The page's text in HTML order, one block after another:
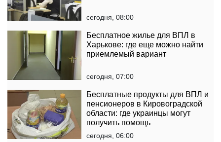
сегодня, 08:00
Бесплатное жилье для ВПЛ в
Харькове: где еще можно найти
приемлемый вариант
сегодня, 07:00
Бесплатные продукты для ВПЛ и
пенсионеров в Кировоградской
области: где украинцы могут
получить помощь
сегодня, 06:00